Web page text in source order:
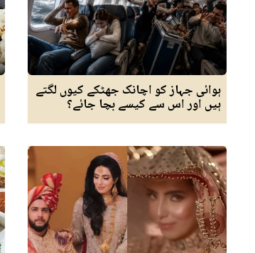
ہوائی جہاز کو اچانک جھٹکے کیوں لگتے
ہیں اور اس سے کیسے بچا جائے؟